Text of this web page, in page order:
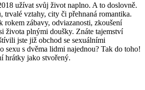
užívat svůj život naplno. A to doslovně.
trvalé vztahy, city či přehnaná romantika.
rokem zábavy, odviazanosti, zkoušení
života plnými doušky. Znáte tajemství
jste již obchod se sexuálními
sexu s dvěma lidmi najednou? Tak do toho!
hrátky jako stvořený.